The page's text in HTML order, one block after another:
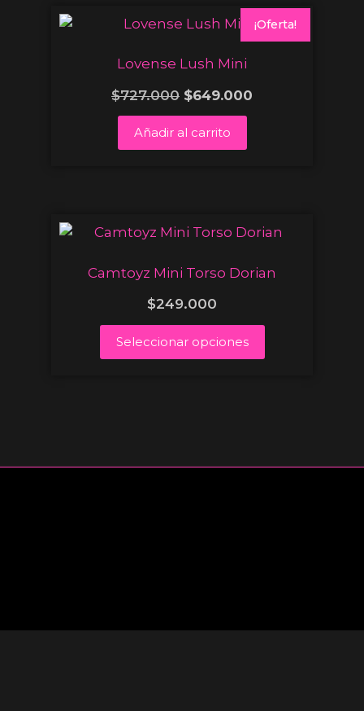
¡Oferta!
Lovense Lush Mini
$727.000 $649.000
Añadir al carrito
Camtoyz Mini Torso Dorian
$249.000
Seleccionar opciones